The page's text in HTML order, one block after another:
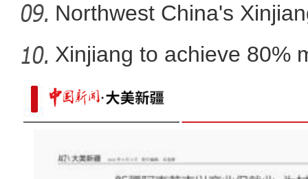
实拍新疆特克斯草
Northwest China's
Xinjiang to achieve 80%
in